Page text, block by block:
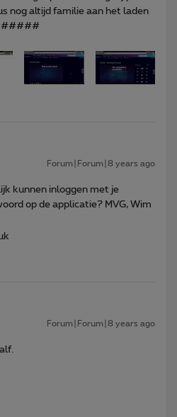
nog altijd familie aan het laden
Forum|Forum|8 years ago
kunnen inloggen met je
op de applicatie? MVG, Wim
Forum|Forum|8 years ago